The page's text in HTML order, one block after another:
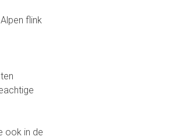
flink
ook in de